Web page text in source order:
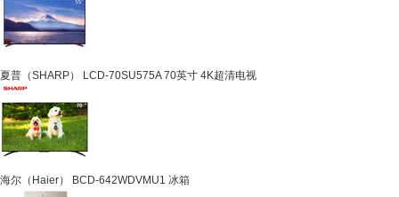
夏普（SHARP） LCD-70SU575A 70英寸 4K超清电视
海尔（Haier） BCD-642WDVMU1 冰箱